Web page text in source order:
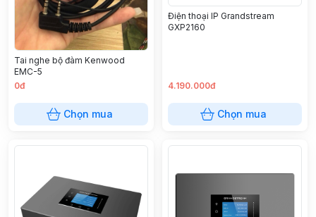
Tai nghe bộ đàm Kenwood
EMC-5
0đ
Chọn mua
Điện thoại IP Grandstream
GXP2160
4.190.000đ
Chọn mua